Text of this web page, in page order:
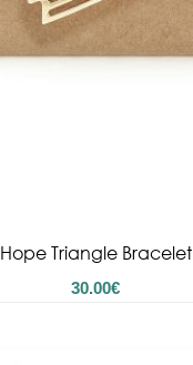
Hope Triangle Bracelet
30.00€